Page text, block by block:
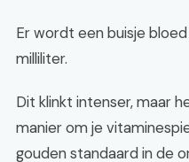
Er wordt een buisje
milliliter.
Dit klinkt intenser, maar
manier om je
gouden standaard in de